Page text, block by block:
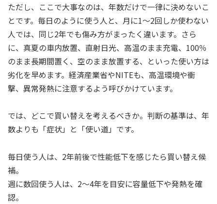
ただし、ここで大事なのは、年数だけで一律に決めないこ
とです。毎日のように使う人と、月に1〜2回しか使わない
人では、同じ2年でも傷み方がまったく違います。さら
に、真夏の車内放置、直射日光、高温のまま充電、100％
のまま長期間置く、空のまま放置する、といった使い方は
劣化を早めます。経済産業省やNITEも、高温環境や衝
撃、異常発熱に注意するよう呼びかけています。
では、どこで買い替えを考えるべきか。判断の基準は、年
数よりも「症状」と「使い道」です。
毎日使う人は、2年前後で性能低下を感じたら買い替え候
補。
週に数回使う人は、2〜4年を目安に容量低下や発熱を確
認。